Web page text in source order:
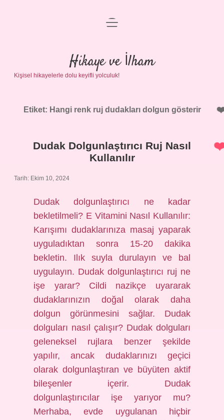
Anasayfa
Gizlilik Politikası
Yasal Uyarı
menüyü
Hikaye ve İlham
Kişisel hikayelerle dolu keyifli yolculuk!
Etiket: Hangi renk ruj dudakları dolgun gösterir
Dudak Dolgunlaştırıcı Ruj Nasıl
Kullanılır
Tarih: Ekim 10, 2024
Dudak dolgunlaştırıcı ne kadar
bekletilmeli? E Vitamini Nasıl Kullanılır:
Karışımı dudaklarınıza masaj yaparak
uyguladıktan sonra 15-20 dakika
bekletin. Ilık suyla durulayın ve bal
uygulayın. Dudak dolgunlaştırıcı ruj ne
işe yarar? Cildi nazikçe uyararak
dudaklarınızın doğal olarak daha
dolgun görünmesini sağlar. Dudak
dolguları nasıl çalışır? Dudak dolguları
geleneksel rujlara benzer şekilde
yapılır, ancak dudaklarınızı geçici
olarak dolgunlaştıran ve büyüten aktif
bileşenler içerir. Dudak
dolgunlaştırıcılar işe yarıyor mu?
Merhaba, evde uygulanan hiçbir